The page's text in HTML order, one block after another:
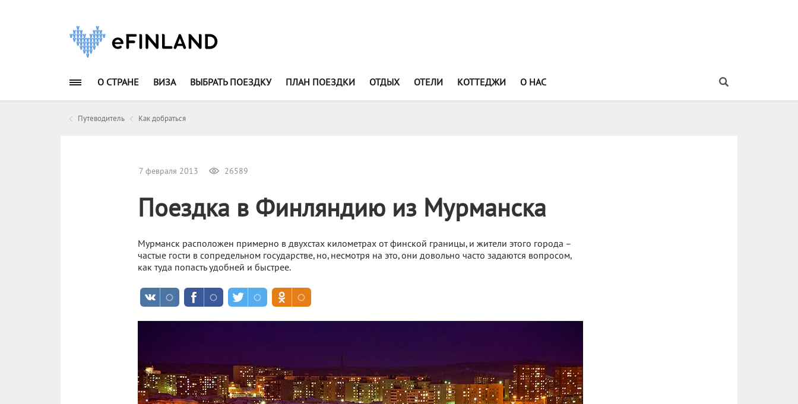
О СТРАНЕ ВИЗА ВЫБРАТЬ ПОЕЗДКУ ПЛАН ПОЕЗДКИ ОТДЫХ ОТЕЛИ КОТТЕДЖИ О НАС
Путеводитель Как добраться
7 февраля 2013 26589
Поездка в Финляндию из Мурманска
Мурманск расположен примерно в двухстах километрах от финской границы, и жители этого города –
частые гости в сопредельном государстве, но, несмотря на это, они довольно часто задаются вопросом,
как туда попасть удобней и быстрее.